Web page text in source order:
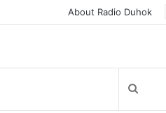
About Radio Duhok
لێ